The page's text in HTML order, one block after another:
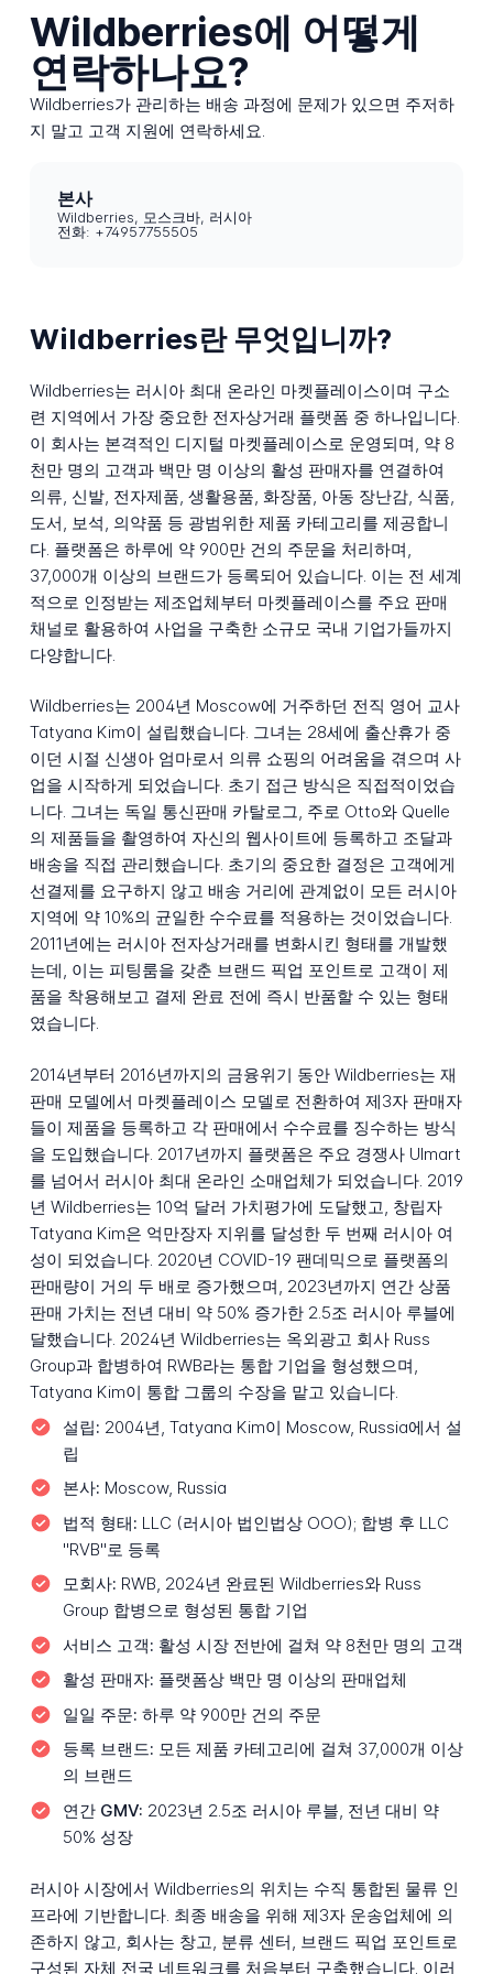
Wildberries에 어떻게
연락하나요?
Wildberries가 관리하는 배송 과정에 문제가 있으면 주저하
지 말고 고객 지원에 연락하세요.
본사
Wildberries, 모스크바, 러시아
전화: +74957755505
Wildberries란 무엇입니까?
Wildberries는 러시아 최대 온라인 마켓플레이스이며 구소
련 지역에서 가장 중요한 전자상거래 플랫폼 중 하나입니다.
이 회사는 본격적인 디지털 마켓플레이스로 운영되며, 약 8
천만 명의 고객과 백만 명 이상의 활성 판매자를 연결하여
의류, 신발, 전자제품, 생활용품, 화장품, 아동 장난감, 식품,
도서, 보석, 의약품 등 광범위한 제품 카테고리를 제공합니
다. 플랫폼은 하루에 약 900만 건의 주문을 처리하며,
37,000개 이상의 브랜드가 등록되어 있습니다. 이는 전 세계
적으로 인정받는 제조업체부터 마켓플레이스를 주요 판매
채널로 활용하여 사업을 구축한 소규모 국내 기업가들까지
다양합니다.
Wildberries는 2004년 Moscow에 거주하던 전직 영어 교사
Tatyana Kim이 설립했습니다. 그녀는 28세에 출산휴가 중
이던 시절 신생아 엄마로서 의류 쇼핑의 어려움을 겪으며 사
업을 시작하게 되었습니다. 초기 접근 방식은 직접적이었습
니다. 그녀는 독일 통신판매 카탈로그, 주로 Otto와 Quelle
의 제품들을 촬영하여 자신의 웹사이트에 등록하고 조달과
배송을 직접 관리했습니다. 초기의 중요한 결정은 고객에게
선결제를 요구하지 않고 배송 거리에 관계없이 모든 러시아
지역에 약 10%의 균일한 수수료를 적용하는 것이었습니다.
2011년에는 러시아 전자상거래를 변화시킨 형태를 개발했
는데, 이는 피팅룸을 갖춘 브랜드 픽업 포인트로 고객이 제
품을 착용해보고 결제 완료 전에 즉시 반품할 수 있는 형태
였습니다.
2014년부터 2016년까지의 금융위기 동안 Wildberries는 재
판매 모델에서 마켓플레이스 모델로 전환하여 제3자 판매자
들이 제품을 등록하고 각 판매에서 수수료를 징수하는 방식
을 도입했습니다. 2017년까지 플랫폼은 주요 경쟁사 Ulmart
를 넘어서 러시아 최대 온라인 소매업체가 되었습니다. 2019
년 Wildberries는 10억 달러 가치평가에 도달했고, 창립자
Tatyana Kim은 억만장자 지위를 달성한 두 번째 러시아 여
성이 되었습니다. 2020년 COVID-19 팬데믹으로 플랫폼의
판매량이 거의 두 배로 증가했으며, 2023년까지 연간 상품
판매 가치는 전년 대비 약 50% 증가한 2.5조 러시아 루블에
달했습니다. 2024년 Wildberries는 옥외광고 회사 Russ
Group과 합병하여 RWB라는 통합 기업을 형성했으며,
Tatyana Kim이 통합 그룹의 수장을 맡고 있습니다.
설립: 2004년, Tatyana Kim이 Moscow, Russia에서 설
립
본사: Moscow, Russia
법적 형태: LLC (러시아 법인법상 OOO); 합병 후 LLC
"RVB"로 등록
모회사: RWB, 2024년 완료된 Wildberries와 Russ
Group 합병으로 형성된 통합 기업
서비스 고객: 활성 시장 전반에 걸쳐 약 8천만 명의 고객
활성 판매자: 플랫폼상 백만 명 이상의 판매업체
일일 주문: 하루 약 900만 건의 주문
등록 브랜드: 모든 제품 카테고리에 걸쳐 37,000개 이상
의 브랜드
연간 GMV: 2023년 2.5조 러시아 루블, 전년 대비 약
50% 성장
러시아 시장에서 Wildberries의 위치는 수직 통합된 물류 인
프라에 기반합니다. 최종 배송을 위해 제3자 운송업체에 의
존하지 않고, 회사는 창고, 분류 센터, 브랜드 픽업 포인트로
구성된 자체 전국 네트워크를 처음부터 구축했습니다. 이러